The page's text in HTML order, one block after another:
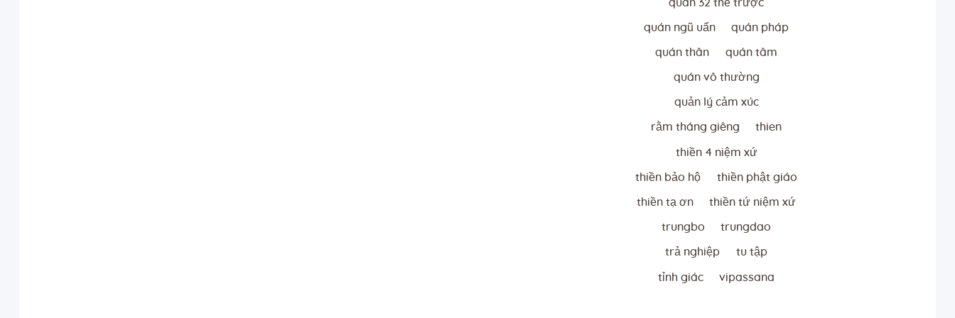
quán 32 thể trược
quán ngũ uẩn quán pháp
quán thân quán tâm
quán vô thường
quản lý cảm xúc
rằm tháng giêng thien
thiền 4 niệm xứ
thiền bảo hộ thiền phật giáo
thiền tạ ơn thiền tứ niệm xứ
trungbo trungdao
trả nghiệp tu tập
tỉnh giác vipassana